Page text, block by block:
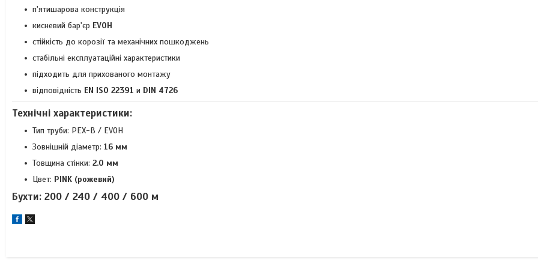
п'ятишарова конструкція
кисневий бар'єр EVOH
стійкість до корозії та механічних пошкоджень
стабільні експлуатаційні характеристики
підходить для прихованого монтажу
відповідність EN ISO 22391 и DIN 4726
Технічні характеристики:
Тип труби: PEX-B / EVOH
Зовнішній діаметр: 16 мм
Товщина стінки: 2.0 мм
Цвет: PINK (рожевий)
Бухти: 200 / 240 / 400 / 600 м